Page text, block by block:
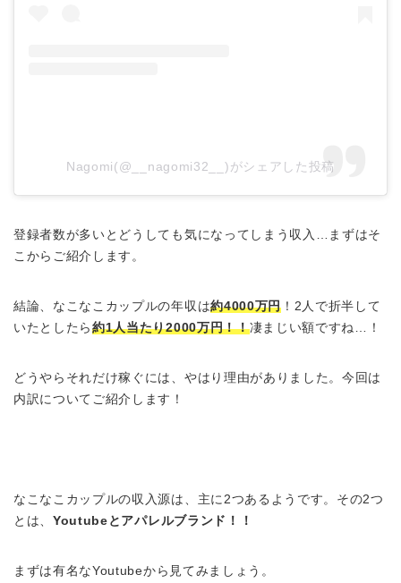
Nagomi(@__nagomi32__)がシェアした投稿
登録者数が多いとどうしても気になってしまう収入…まずはそ
こからご紹介します。
結論、なこなこカップルの年収は約4000万円！2人で折半して
いたとしたら約1人当たり2000万円！！凄まじい額ですね…！
どうやらそれだけ稼ぐには、やはり理由がありました。今回は
内訳についてご紹介します！
なこなこカップルの収入源は、主に2つあるようです。その2つ
とは、Youtubeとアパレルブランド！！
まずは有名なYoutubeから見てみましょう。